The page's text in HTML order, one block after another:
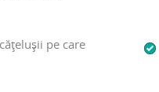
pe care